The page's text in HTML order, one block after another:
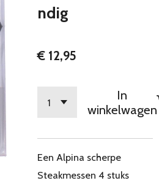
ndig
€ 12,95
In
winkelwagen
Een Alpina scherpe
Steakmessen 4 stuks